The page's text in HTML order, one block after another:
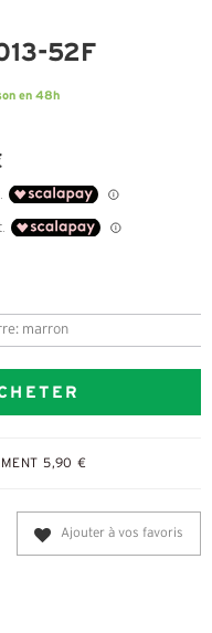
52F
en 48h
marron
5,90 €
Ajouter à vos favoris